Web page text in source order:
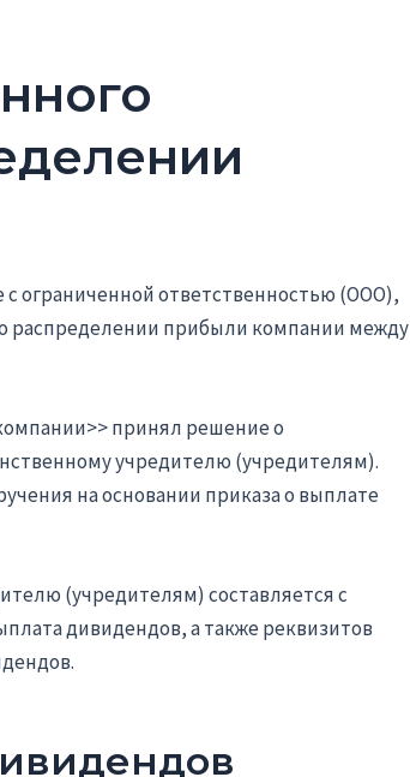
ограниченной ответственностью (ООО),
распределении прибыли компании между
принял решение о
учредителю (учредителям).
на основании приказа о выплате
(учредителям) составляется с
дивидендов, а также реквизитов